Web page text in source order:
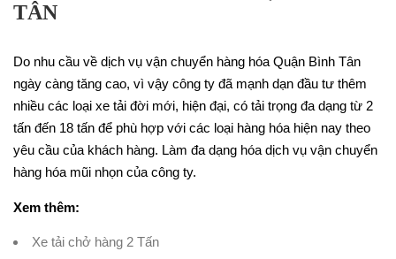
TÂN
Do nhu cầu về dịch vụ vận chuyển hàng hóa Quận Bình Tân
ngày càng tăng cao, vì vậy công ty đã mạnh dạn đầu tư thêm
nhiều các loại xe tải đời mới, hiện đại, có tải trọng đa dạng từ 2
tấn đến 18 tấn để phù hợp với các loại hàng hóa hiện nay theo
yêu cầu của khách hàng. Làm đa dạng hóa dịch vụ vận chuyển
hàng hóa mũi nhọn của công ty.
Xem thêm:
Xe tải chở hàng 2 Tấn